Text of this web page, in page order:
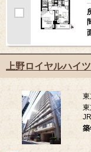
上野ロイヤルハイツ
築